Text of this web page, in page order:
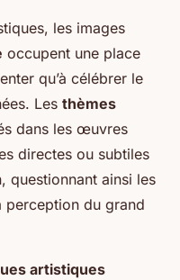
les images
occupent une place
qu’à célébrer le
Les thèmes
dans les œuvres
directes ou subtiles
questionnant ainsi les
perception du grand
artistiques